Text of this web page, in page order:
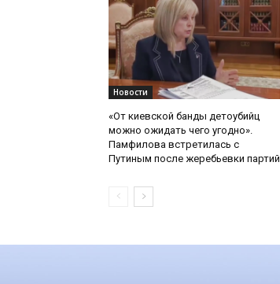
Новости
«От киевской банды детоубийц
можно ожидать чего угодно».
Памфилова встретилась с
Путиным после жеребьевки партий